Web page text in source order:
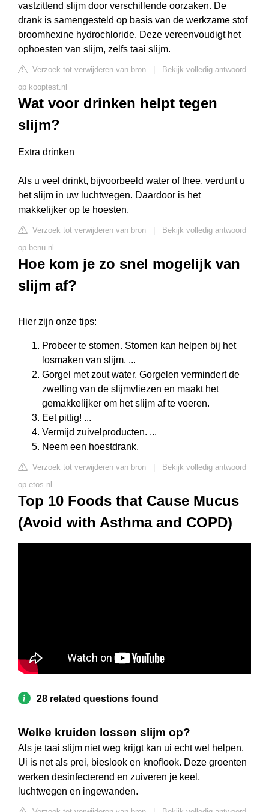
vastzittend slijm door verschillende oorzaken. De
drank is samengesteld op basis van de werkzame stof
broomhexine hydrochloride. Deze vereenvoudigt het
ophoesten van slijm, zelfs taai slijm.
Verzoek tot verwijderen van bron
Bekijk volledig antwoord
op kooptest.nl
Wat voor drinken helpt tegen
slijm?
Extra drinken
Als u veel drinkt, bijvoorbeeld water of thee, verdunt u
het slijm in uw luchtwegen. Daardoor is het
makkelijker op te hoesten.
Verzoek tot verwijderen van bron
Bekijk volledig antwoord
op benu.nl
Hoe kom je zo snel mogelijk van
slijm af?
Hier zijn onze tips:
Probeer te stomen. Stomen kan helpen bij het
losmaken van slijm. ...
Gorgel met zout water. Gorgelen vermindert de
zwelling van de slijmvliezen en maakt het
gemakkelijker om het slijm af te voeren.
Eet pittig! ...
Vermijd zuivelproducten. ...
Neem een hoestdrank.
Verzoek tot verwijderen van bron
Bekijk volledig antwoord
op etos.nl
Top 10 Foods that Cause Mucus
(Avoid with Asthma and COPD)
28 related questions found
Welke kruiden lossen slijm op?
Als je taai slijm niet weg krijgt kan ui echt wel helpen.
Ui is net als prei, bieslook en knoflook. Deze groenten
werken desinfecterend en zuiveren je keel,
luchtwegen en ingewanden.